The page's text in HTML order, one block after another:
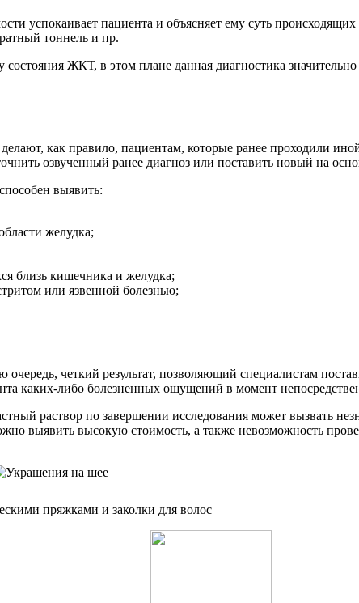
успокаивает пациента и объясняет ему суть
тоннель и пр.
ЖКТ, в этом плане данная диагностика значительно
как правило, пациентам, которые ранее проходили
озвученный ранее диагноз или поставить новый на
выявить:
желудка;
близь кишечника и желудка;
или язвенной болезнью;
четкий результат, позволяющий специалистам
каких-либо болезненных ощущений в момент
раствор по завершении исследования может вызвать
выявить высокую стоимость, а также невозможность
пряжками и заколки для волос